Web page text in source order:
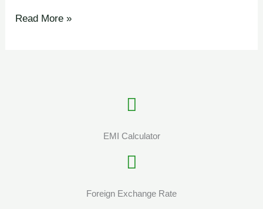
Read More »
EMI Calculator
Foreign Exchange Rate